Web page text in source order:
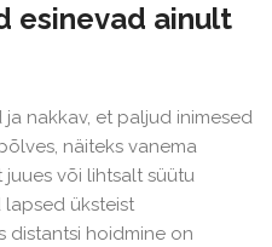
esinevad ainult
ja nakkav, et paljud inimesed
näiteks vanema
juues või lihtsalt süütu
üksteist
distantsi hoidmine on